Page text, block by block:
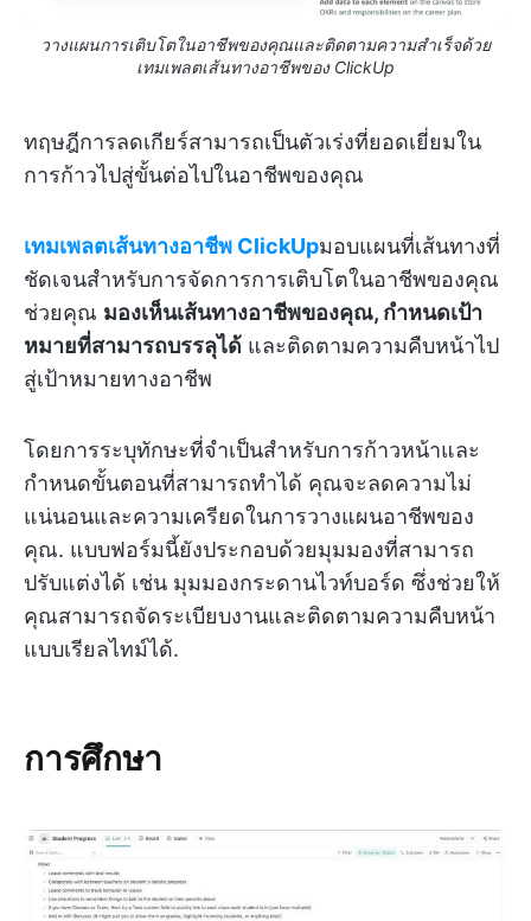
วางแผนการเติบโตในอาชีพของคุณและติดตามความสำเร็จด้วย
เทมเพลตเส้นทางอาชีพของ ClickUp
ทฤษฎีการลดเกียร์สามารถเป็นตัวเร่งที่ยอดเยี่ยมใน
การก้าวไปสู่ขั้นต่อไปในอาชีพของคุณ
เทมเพลตเส้นทางอาชีพ ClickUpมอบแผนที่เส้นทางที่
ชัดเจนสำหรับการจัดการการเติบโตในอาชีพของคุณ
ช่วยคุณ มองเห็นเส้นทางอาชีพของคุณ, กำหนดเป้า
หมายที่สามารถบรรลุได้ และติดตามความคืบหน้าไป
สู่เป้าหมายทางอาชีพ
โดยการระบุทักษะที่จำเป็นสำหรับการก้าวหน้าและ
กำหนดขั้นตอนที่สามารถทำได้ คุณจะลดความไม่
แน่นอนและความเครียดในการวางแผนอาชีพของ
คุณ. แบบฟอร์มนี้ยังประกอบด้วยมุมมองที่สามารถ
ปรับแต่งได้ เช่น มุมมองกระดานไวท์บอร์ด ซึ่งช่วยให้
คุณสามารถจัดระเบียบงานและติดตามความคืบหน้า
แบบเรียลไทม์ได้.
การศึกษา